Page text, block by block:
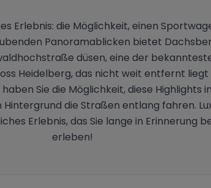
die Möglichkeit, einen
Panoramablicken bietet
düsen, eine der
Heidelberg, das nicht weit entfernt
Sie die Möglichkeit, diese Highlights
die Straßen entlang fahren.
Erlebnis, das Sie lange in
erleben!